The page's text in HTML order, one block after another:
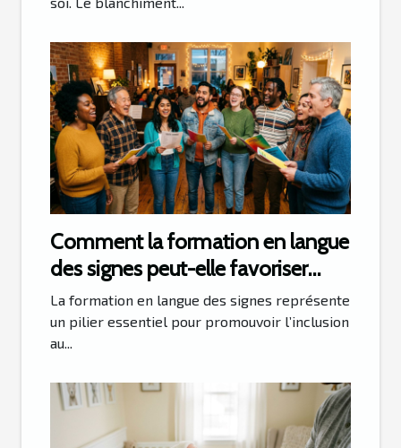
Comment la formation en langue
des signes peut-elle favoriser
l'inclusion ?
La formation en langue des signes représente
un pilier essentiel pour promouvoir l’inclusion
au...